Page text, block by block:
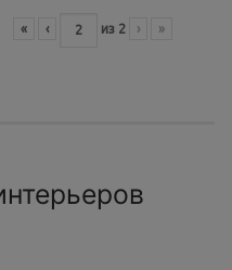
« ‹ из 2 › »